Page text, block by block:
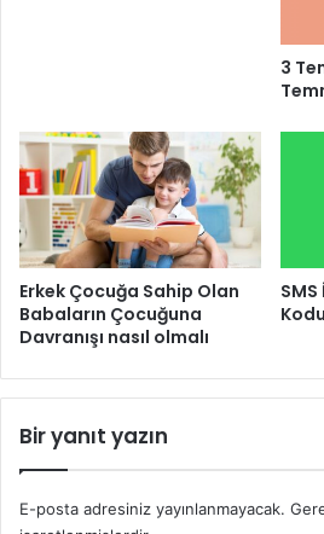
3
Erkek Çocuğa Sahip Olan
Babaların Çocuğuna
Davranışı nasıl olmalı
Bir yanıt yazın
E-posta adresiniz yayınlanmayacak.